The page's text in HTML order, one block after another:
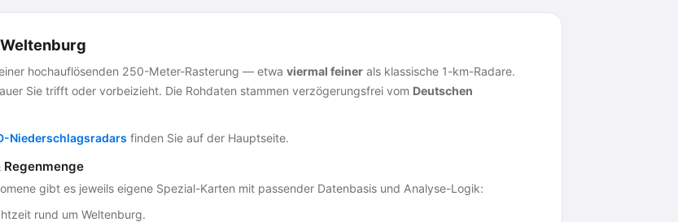
hochauflösenden 250-Meter-Rasterung — etwa viermal feiner als klassische 1-km-Radare.
Sie trifft oder vorbeizieht. Die Rohdaten stammen verzögerungsfrei vom Deutschen
Niederschlagsradars finden Sie auf der Hauptseite.
gibt es jeweils eigene Spezial-Karten mit passender Datenbasis und Analyse-Logik:
rund um Weltenburg.